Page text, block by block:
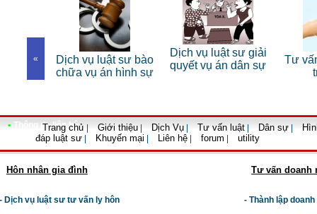
«
Dịch vụ luật sư bào
chữa vụ án hình sự
Dịch vụ luật sư giải
quyết vụ án dân sự
Tư
• Thông tin liên hệ
Trang chủ Giới thiệu Dịch Vụ Tư vấn luật Dân sự
đáp luật sư
Khuyến mại Liên hệ forum utility
Hôn nhân gia đình
Dịch vụ luật sư tư vấn ly hôn
Tư vấn doanh
- Thành lập